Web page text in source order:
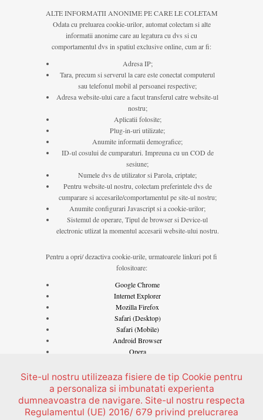
ALTE INFORMATII ANONIME PE CARE LE COLETAM
Odata cu preluarea cookie-urilor, automat colectam si alte
informatii anonime care au legatura cu dvs si cu
comportamentul dvs in spatiul exclusive online, cum ar fi:
Adresa IP;
Tara, precum si serverul la care este conectat computerul
sau telefonul mobil al persoanei respective;
Adresa website-ului care a facut transferul catre website-ul
nostru;
Aplicatii folosite;
Plug-in-uri utilizate;
Anumite informatii demografice;
ID-ul cosului de cumparaturi. Impreuna cu un COD de
sesiune;
Numele dvs de utilizator si Parola, criptate;
Pentru website-ul nostru, colectam preferintele dvs de
cumparare si accesarile/comportamentul pe site-ul nostru;
Anumite configurari Javascript si a cookie-urilor;
Sistemul de operare, Tipul de browser si Device-ul
electronic utlizat la momentul accesarii website-ului nostru.
Pentru a opri/ dezactiva cookie-urile, urmatoarele linkuri pot fi
folositoare:
Google Chrome
Internet Explorer
Mozilla Firefox
Safari (Desktop)
Safari (Mobile)
Android Browser
Opera
Pentru orice intrebari suplimentare cu privire la modul in care
sunt utilizate cookie-urile prin intermediul acestei pagini de
internet, va rugam sa va adresati la:rezervari@cazareoravita.ro
Site-ul nostru utilizeaza fisiere de tip Cookie pentru
a personaliza si imbunatati experienta
dumneavoastra de navigare. Site-ul nostru respecta
Regulamentul (UE) 2016/ 679 privind prelucrarea